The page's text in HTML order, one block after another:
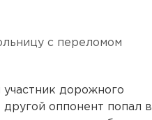
с переломом
дорожного
оппонент попал в